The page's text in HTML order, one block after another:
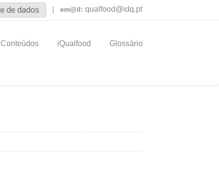
de dados | em@il: qualfood@idq.pt
Conteúdos iQualfood Glossário